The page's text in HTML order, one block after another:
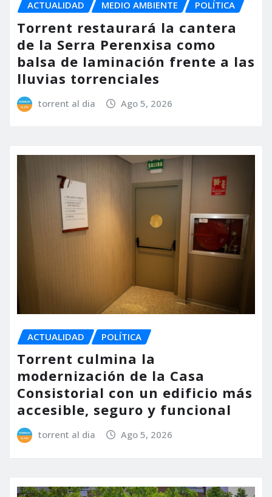
ACTUALIDAD MEDIO AMBIENTE POLÍTICA
Torrent restaurará la cantera
de la Serra Perenxisa como
balsa de laminación frente a las
lluvias torrenciales
torrent al dia Ago 5, 2026
ACTUALIDAD POLÍTICA
Torrent culmina la
modernización de la Casa
Consistorial con un edificio más
accesible, seguro y funcional
torrent al dia Ago 5, 2026